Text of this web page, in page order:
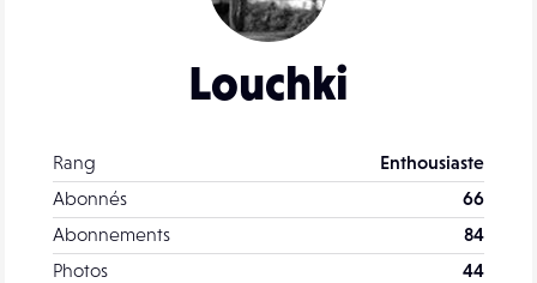
Louchki
Rang
Enthousiaste
Abonnés
66
Abonnements
84
Photos
44